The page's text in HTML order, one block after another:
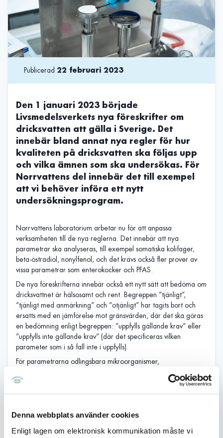
Denna webbplats använder cookies
Enligt lagen om elektronisk kommunikation måste vi
Publicerad 22 februari 2023
Den 1 januari 2023 började
Livsmedelsverkets nya föreskrifter om
dricksvatten att gälla i Sverige. Det
innebär bland annat nya regler för hur
kvaliteten på dricksvatten ska följas upp
och vilka ämnen som ska undersökas. För
Norrvattens del innebär det till exempel
att vi behöver införa ett nytt
undersökningsprogram.
Norrvattens laboratorium arbetar nu för att anpassa
verksamheten till de nya reglerna. Det innebär att nya
parametrar ska analyseras, till exempel somatiska kolifager,
beta-östradiol, nonylfenol, och det krävs också fler prover av
vissa parametrar som enterokocker och PFAS.
De nya föreskrifterna innebär också ett nytt sätt att bedöma om
dricksvattnet är hälsosamt och rent. Begreppen ”tjänligt”,
”tjänligt med anmärkning” och ”otjänligt” har tagits bort och
ersatts med en jämförelse mot gränsvärden, där det ska göras
en bedömning enligt begreppen: ”uppfylls gällande krav” eller
”uppfylls inte gällande krav” (där det specificeras vilken
parameter som i så fall inte i uppfylls).
För parametrarna odlingsbara mikroorganismer,
gränsvärden i den nya föreskriften, utan i stället gäller "ingen
onormal förändring".
Att anpassa Norrvattens verksamhet till det nya regelverket
Livsmedelsverket presenterar vägledning för olika delar av